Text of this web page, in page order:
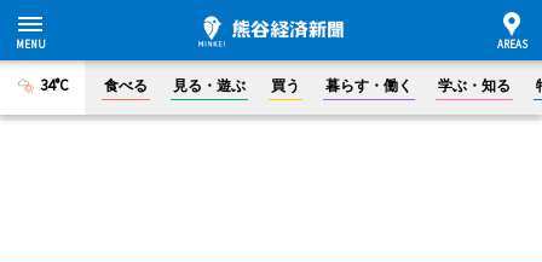
34°C 食べる 見る・遊ぶ 買う 暮らす・働く 学ぶ・知る